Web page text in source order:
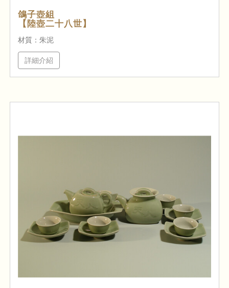
鴿子壺組
【陸壺二十八世】
材質：朱泥
詳細介紹